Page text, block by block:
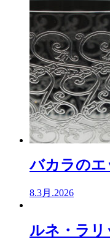
バカラの
8.3月.2026
ルネ・ラ